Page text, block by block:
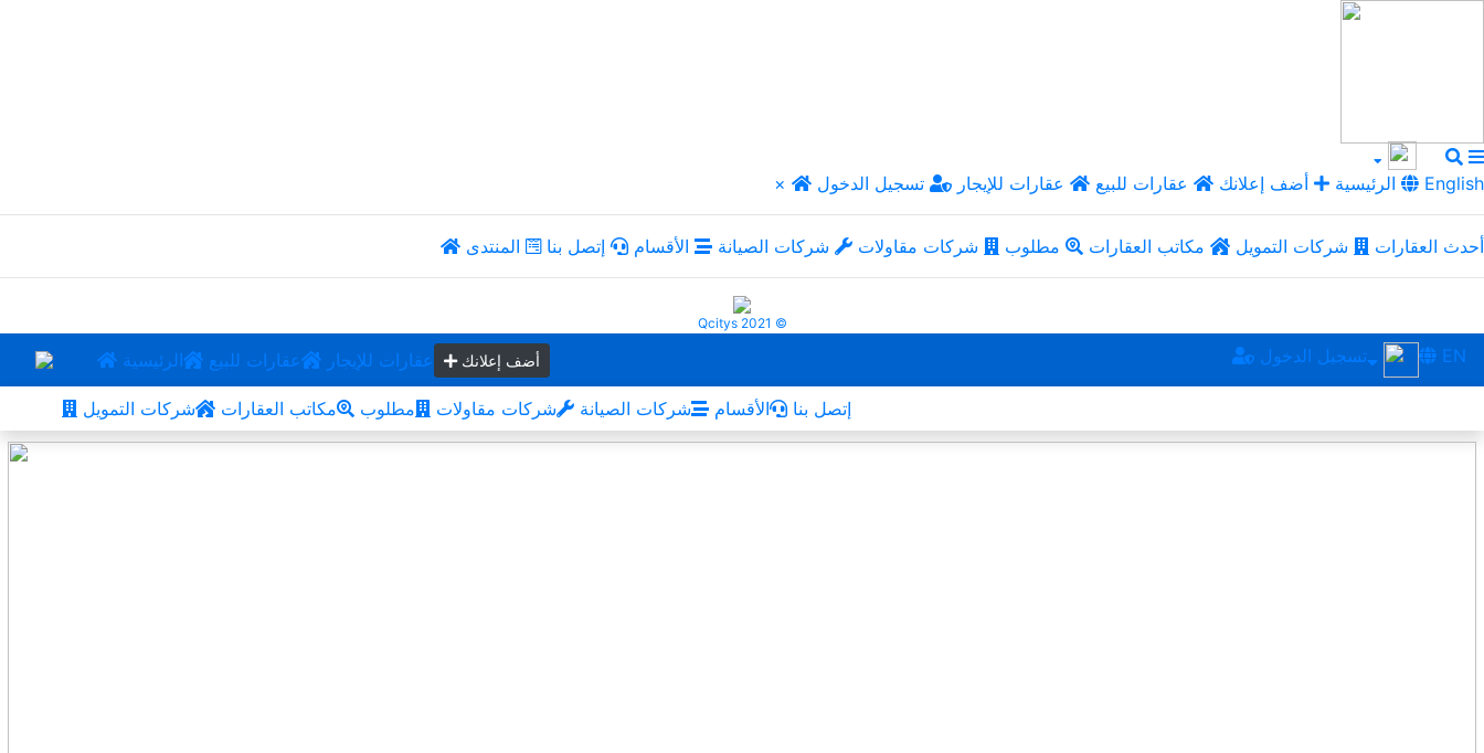
× الرئيسية أضف إعلانك عقارات للبيع عقارات للإيجار تسجيل الدخول English
أحدث العقارات شركات التمويل مكاتب العقارات مطلوب شركات مقاولات شركات الصيانة الأقسام إتصل بنا المنتدى
Qcitys 2021 ©
الرئيسية عقارات للبيع عقارات للإيجار أضف إعلانك تسجيل الدخول EN
شركات التمويل مكاتب العقارات مطلوب شركات مقاولات شركات الصيانة الأقسام إتصل بنا